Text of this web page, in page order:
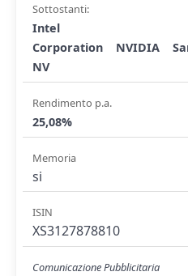
Sottostanti:
Intel
Corporation
NVIDIA
NV
Rendimento p.a.
25,08%
Memoria
si
ISIN
XS3127878810
Comunicazione Pubblicitaria